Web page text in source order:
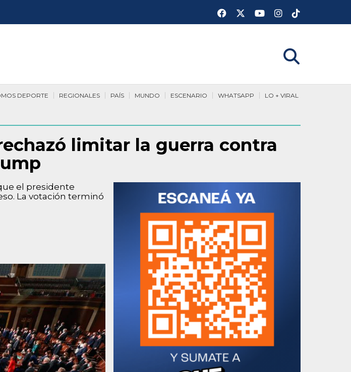
LO + VIRAL
WHATSAPP
ESCENARIO
MUNDO
PAÍS
REGIONALES
DEPORTE
limitar la guerra contra
el presidente
La votación terminó